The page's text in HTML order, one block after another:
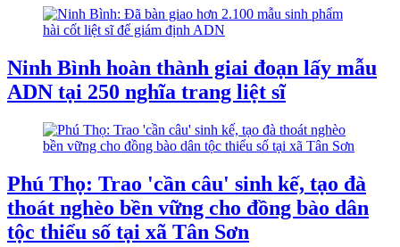
Ninh Bình hoàn thành giai đoạn lấy mẫu
ADN tại 250 nghĩa trang liệt sĩ
Phú Thọ: Trao 'cần câu' sinh kế, tạo đà
thoát nghèo bền vững cho đồng bào dân
tộc thiểu số tại xã Tân Sơn